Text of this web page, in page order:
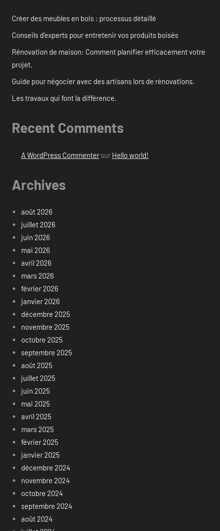
Créer des meubles en bois : processus détaillé
Conseils d’experts pour entretenir vos produits boisés
Rénovation de maison: Comment planifier efficacement votre
projet.
Guide pour négocier avec des artisans lors de rénovations.
Les travaux qui font la différence.
Recent Comments
A WordPress Commentersur Hello world!
Archives
août 2026
juillet 2026
juin 2026
mai 2026
avril 2026
mars 2026
février 2026
janvier 2026
décembre 2025
novembre 2025
octobre 2025
septembre 2025
août 2025
juillet 2025
juin 2025
mai 2025
avril 2025
mars 2025
février 2025
janvier 2025
décembre 2024
novembre 2024
octobre 2024
septembre 2024
août 2024